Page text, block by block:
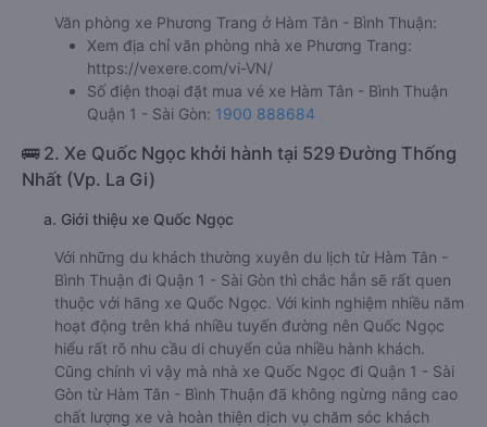
Văn phòng xe Phương Trang ở Hàm Tân - Bình Thuận:
Xem địa chỉ văn phòng nhà xe Phương Trang:
https://vexere.com/vi-VN/
Số điện thoại đặt mua vé xe Hàm Tân - Bình Thuận
Quận 1 - Sài Gòn: 1900 888684
🚌 2. Xe Quốc Ngọc khởi hành tại 529 Đường Thống
Nhất (Vp. La Gi)
a. Giới thiệu xe Quốc Ngọc
Với những du khách thường xuyên du lịch từ Hàm Tân -
Bình Thuận đi Quận 1 - Sài Gòn thì chắc hẳn sẽ rất quen
thuộc với hãng xe Quốc Ngọc. Với kinh nghiệm nhiều năm
hoạt động trên khá nhiều tuyến đường nên Quốc Ngọc
hiểu rất rõ nhu cầu di chuyển của nhiều hành khách.
Cũng chính vì vậy mà nhà xe Quốc Ngọc đi Quận 1 - Sài
Gòn từ Hàm Tân - Bình Thuận đã không ngừng nâng cao
chất lượng xe và hoàn thiện dịch vụ chăm sóc khách